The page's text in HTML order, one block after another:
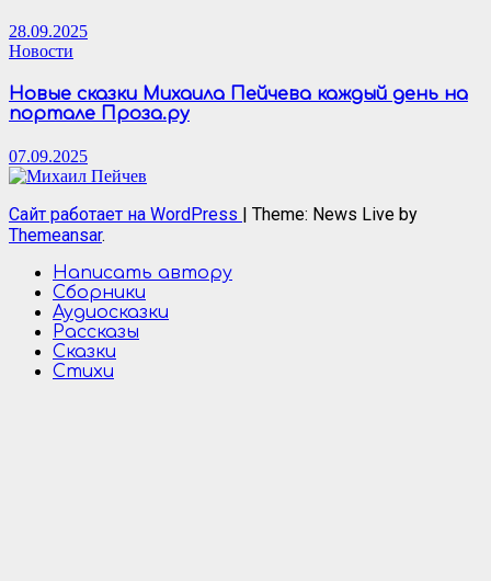
28.09.2025
Новости
Новые сказки Михаила Пейчева каждый день на
портале Проза.ру
07.09.2025
Сайт работает на WordPress
Theme: News Live by
Themeansar.
Написать автору
Сборники
Аудиосказки
Рассказы
Сказки
Стихи